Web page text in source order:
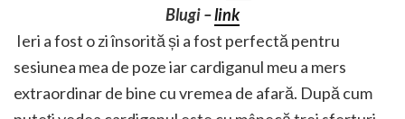
Blugi –link
Ieri a fost o zi însorită și a fost perfectă pentru
sesiunea mea de poze iar cardiganul meu a mers
extraordinar de bine cu vremea de afară. După cum